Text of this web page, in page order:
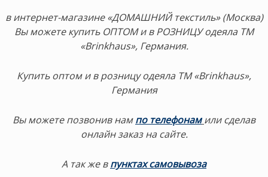
в интернет-магазине «ДОМАШНИЙ текстиль» (Москва)
Вы можете купить ОПТОМ и в РОЗНИЦУ одеяла ТМ
«Brinkhaus», Германия.
Купить оптом и в розницу одеяла ТМ «Brinkhaus»,
Германия
Вы можете позвонив нампо телефонам или сделав
онлайн заказ на сайте.
А так же в пунктах самовывоза